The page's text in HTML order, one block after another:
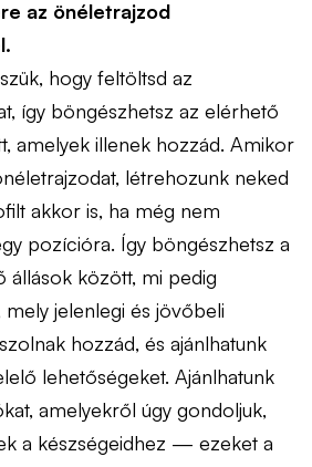
az önéletrajzod
hogy feltöltsd az
így böngészhetsz az elérhető
amelyek illenek hozzád. Amikor
létrehozunk neked
akkor is, ha még nem
pozícióra. Így böngészhetsz a
állások között, mi pedig
jelenlegi és jövőbeli
hozzád, és ajánlhatunk
lehetőségeket. Ajánlhatunk
amelyekről úgy gondoljuk,
a készségeidhez — ezeket a